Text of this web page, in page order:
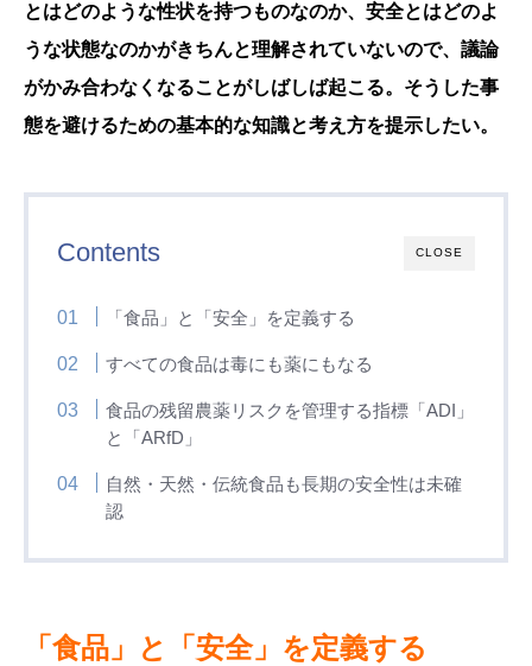
とはどのような性状を持つものなのか、安全とはどのよ
うな状態なのかがきちんと理解されていないので、議論
がかみ合わなくなることがしばしば起こる。そうした事
態を避けるための基本的な知識と考え方を提示したい。
CLOSE
Contents
「食品」と「安全」を定義する
すべての食品は毒にも薬にもなる
食品の残留農薬リスクを管理する指標「ADI」
と「ARfD」
自然・天然・伝統食品も長期の安全性は未確
認
「食品」と「安全」を定義する